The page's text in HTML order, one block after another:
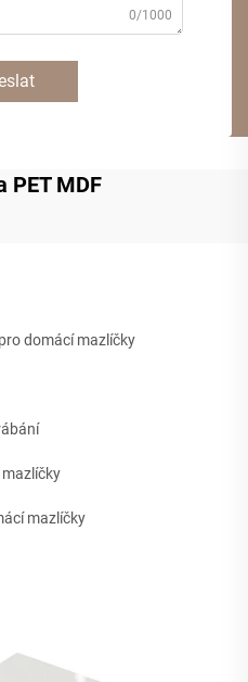
0/1000
PET MDF
domácí mazlíčky
mazlíčky
mazlíčky